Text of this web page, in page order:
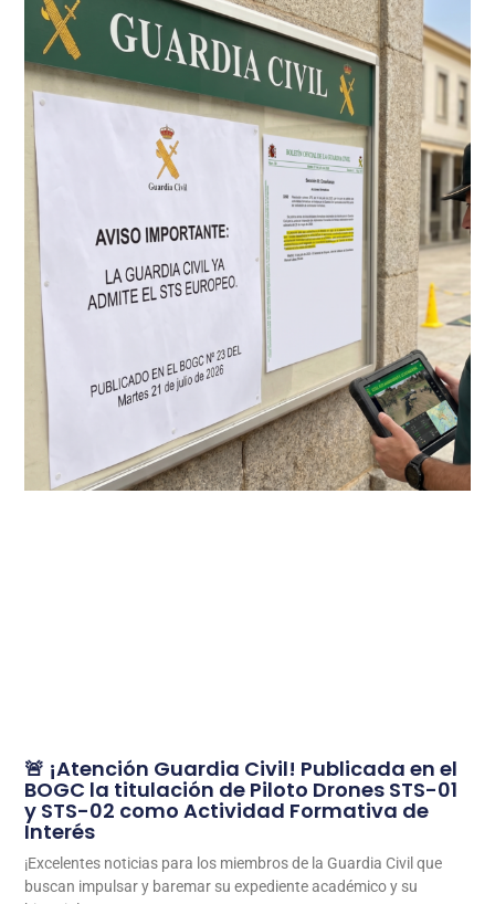
🚨 ¡Atención Guardia Civil! Publicada en el
BOGC la titulación de Piloto Drones STS-01
y STS-02 como Actividad Formativa de
Interés
¡Excelentes noticias para los miembros de la Guardia Civil que
buscan impulsar y baremar su expediente académico y su